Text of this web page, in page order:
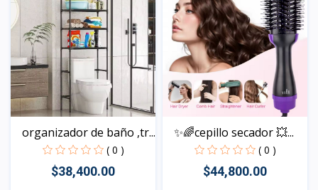
organizador de baño ,tr...
( 0 )
$38,400.00
✨🌈cepillo secador 💥...
( 0 )
$44,800.00